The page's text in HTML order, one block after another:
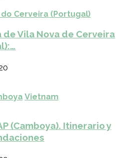
Cerveira (Portugal)
de Vila Nova de Cerveira
Vietnam
(Camboya). Itinerario y